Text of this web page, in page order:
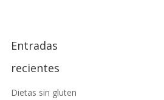
Entradas
recientes
Dietas sin gluten